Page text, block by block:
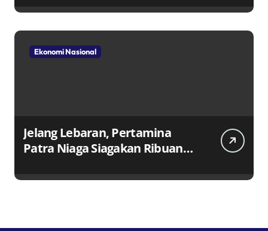
Ekonomi Nasional
Jelang Lebaran, Pertamina
Patra Niaga Siagakan Ribuan